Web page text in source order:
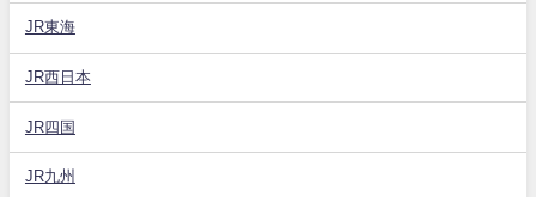
JR東海
JR西日本
JR四国
JR九州